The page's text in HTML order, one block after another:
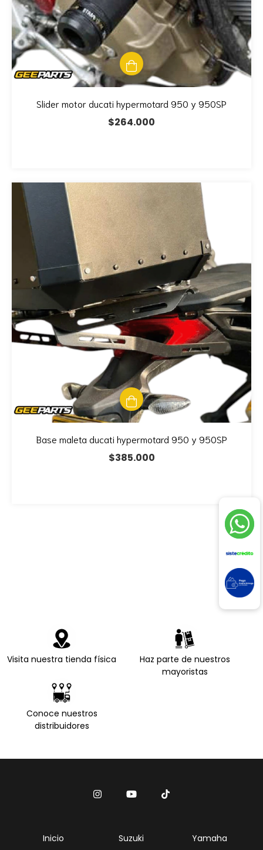
Slider motor ducati hypermotard 950 y 950SP
$264.000
Base maleta ducati hypermotard 950 y 950SP
$385.000
Visita nuestra tienda física
Haz parte de nuestros
mayoristas
Conoce nuestros
distribuidores
Inicio Suzuki Yamaha